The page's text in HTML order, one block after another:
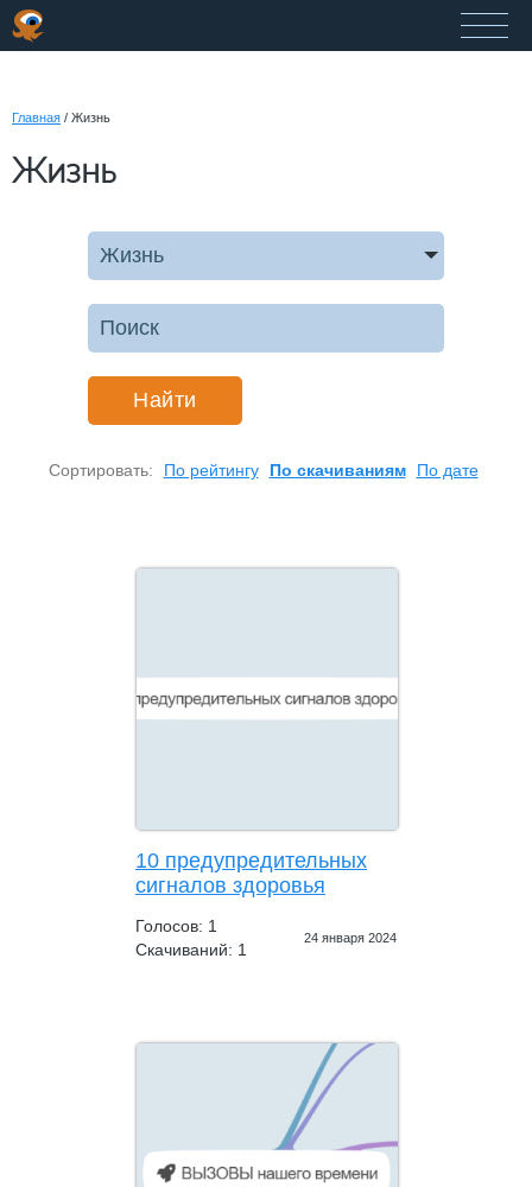
Главная / Жизнь
Жизнь
Жизнь
Найти
Сортировать: По рейтингу По скачиваниям По дате
10 предупредительных
сигналов здоровья
Голосов: 1
Скачиваний: 1
24 января 2024